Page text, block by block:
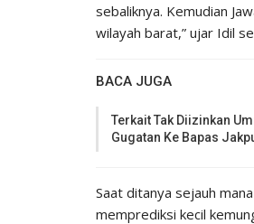
sebaliknya. Kemudian
wilayah barat,” ujar Idil
BACA JUGA
Terkait Tak Diizinkan
Gugatan Ke Bapas
Saat ditanya sejauh
memprediksi kecil